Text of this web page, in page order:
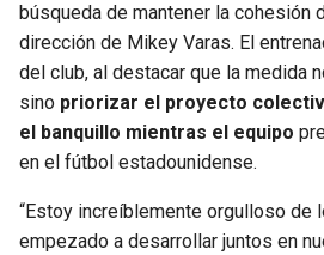
búsqueda de mantener la cohesión
dirección de Mikey Varas. El
del club, al destacar que la medida
sino priorizar el proyecto
el banquillo mientras el equipo
en el fútbol estadounidense.
“Estoy increíblemente orgulloso de
empezado a desarrollar juntos en